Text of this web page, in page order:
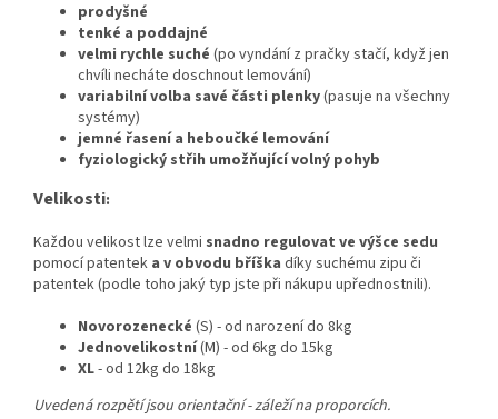
prodyšné
tenké a poddajné
velmi rychle suché (po vyndání z pračky stačí, když jen
chvíli necháte doschnout lemování)
variabilní volba savé části plenky(pasuje na všechny
systémy)
jemné řasení a heboučké lemování
fyziologický střih umožňující volný pohyb
Velikosti:
Každou velikost lze velmi snadno regulovat ve výšce sedu
pomocí patentek a v obvodu bříška díky suchému zipu či
patentek (podle toho jaký typ jste při nákupu upřednostnili).
Novorozenecké (S) - od narození do 8kg
Jednovelikostní(M) - od 6kg do 15kg
XL- od 12kg do 18kg
Uvedená rozpětí jsou orientační - záleží na proporcích.